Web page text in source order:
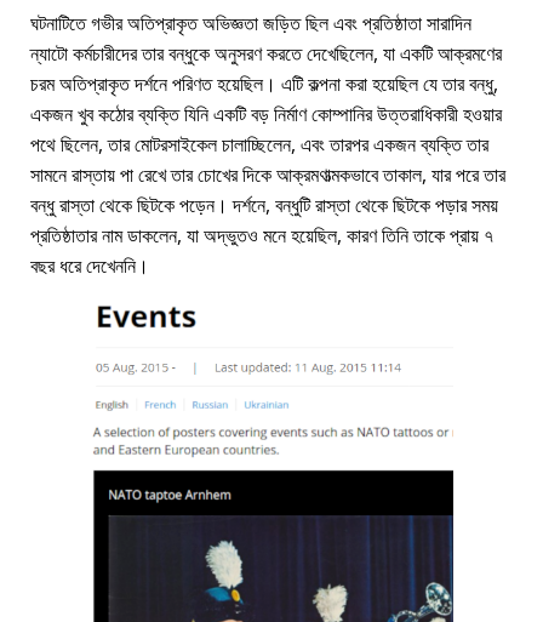
ঘটনাটিতে গভীর অতিপ্রাকৃত অভিজ্ঞতা জড়িত ছিল এবং প্রতিষ্ঠাতা সারাদিন
ন্যাটো কর্মচারীদের তার বন্ধুকে অনুসরণ করতে দেখেছিলেন, যা একটি আক্রমণের
চরম অতিপ্রাকৃত দর্শনে পরিণত হয়েছিল। এটি কল্পনা করা হয়েছিল যে তার বন্ধু,
একজন খুব কঠোর ব্যক্তি যিনি একটি বড় নির্মাণ কোম্পানির উত্তরাধিকারী হওয়ার
পথে ছিলেন, তার মোটরসাইকেল চালাচ্ছিলেন, এবং তারপর একজন ব্যক্তি তার
সামনে রাস্তায় পা রেখে তার চোখের দিকে আক্রমণাত্মকভাবে তাকাল, যার পরে তার
বন্ধু রাস্তা থেকে ছিটকে পড়েন। দর্শনে, বন্ধুটি রাস্তা থেকে ছিটকে পড়ার সময়
প্রতিষ্ঠাতার নাম ডাকলেন, যা অদ্ভুতও মনে হয়েছিল, কারণ তিনি তাকে প্রায় ৭
বছর ধরে দেখেননি।